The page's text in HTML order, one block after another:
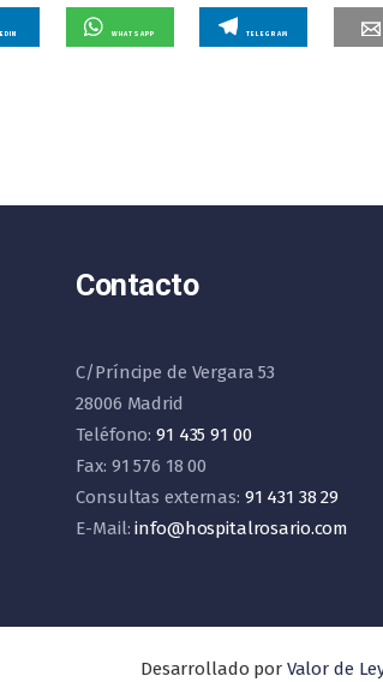
WHATSAPP TELEGRAM
Contacto
C/Príncipe de Vergara 53
28006 Madrid
Teléfono:91 435 91 00
Fax: 91 576 18 00
Consultas externas: 91 431 38 29
E-Mail:info@hospitalrosario.com
Desarrollado por Valor de